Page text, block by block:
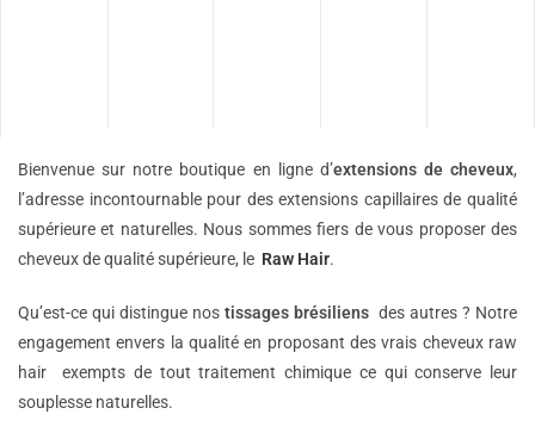
Bienvenue sur notre boutique en ligne d’extensions decheveux,
l’adresse incontournable pour des extensions capillaires de qualité
supérieure et naturelles. Nous sommes fiers de vous proposer des
cheveux de qualité supérieure, le Raw Hair.
Qu’est-ce qui distingue nos tissages brésiliens des autres ? Notre
engagement envers la qualité en proposant des vrais cheveux raw
hair exempts de tout traitement chimique ce qui conserve leur
souplesse naturelles.